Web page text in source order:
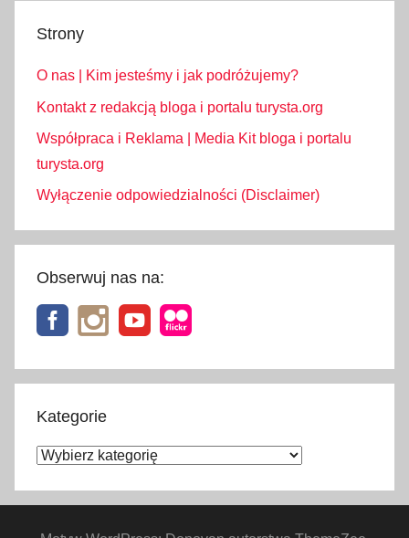
Strony
O nas | Kim jesteśmy i jak podróżujemy?
Kontakt z redakcją bloga i portalu turysta.org
Współpraca i Reklama | Media Kit bloga i portalu
turysta.org
Wyłączenie odpowiedzialności (Disclaimer)
Obserwuj nas na:
Kategorie
Kategorie